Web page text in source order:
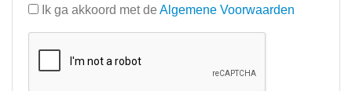
Ik ga akkoord met de Algemene Voorwaarden